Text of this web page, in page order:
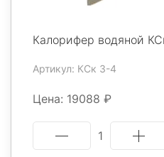
Калорифер водяной
Артикул: КСк 3-4
Цена: 19088 ₽
1